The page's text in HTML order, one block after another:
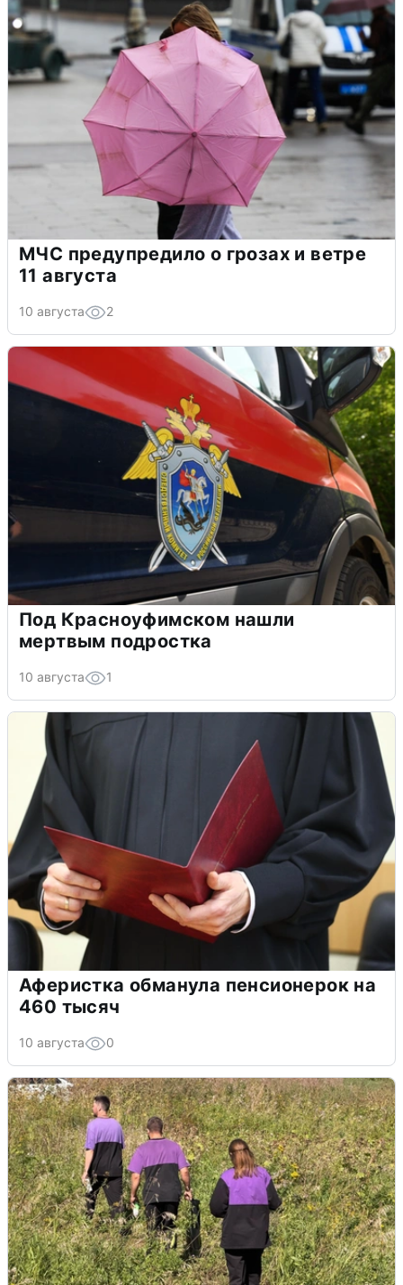
МЧС предупредило о грозах и ветре
11 августа
10 августа 2
Под Красноуфимском нашли
мертвым подростка
10 августа 1
Аферистка обманула пенсионерок на
460 тысяч
10 августа 0